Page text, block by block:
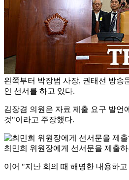
왼쪽부터 박장범 사장, 권태선 방송
인 선서를 하고 있다.
김장겸 의원은 자료 제출 요구 발언
것"이라고 주장했다.
최민희 위원장에게 선서문을 제출
이어 "지난 회의 때 해명한 내용하